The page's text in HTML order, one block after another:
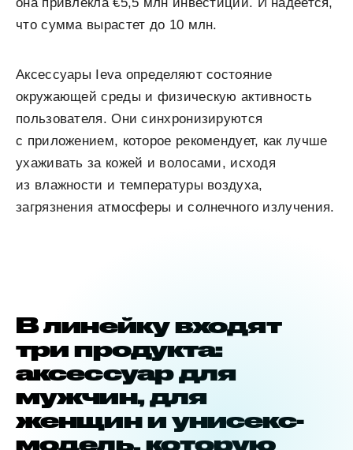
что сумма вырастет до 10 млн.
Аксессуары Ieva определяют состояние
окружающей среды и физическую активность
пользователя. Они синхронизируются
с приложением, которое рекомендует, как лучше
ухаживать за кожей и волосами, исходя
из влажности и температуры воздуха,
загрязнения атмосферы и солнечного излучения.
В линейку входят
три продукта:
аксессуар для
мужчин, для
женщин и унисекс-
модель, которую